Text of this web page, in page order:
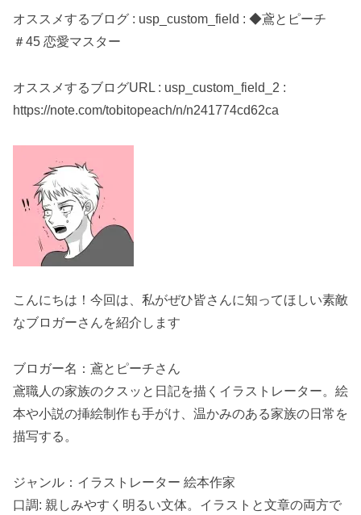
オススメするブログ : usp_custom_field : ◆鳶とピーチ
＃45 恋愛マスター
オススメするブログURL : usp_custom_field_2 :
https://note.com/tobitopeach/n/n241774cd62ca
こんにちは！今回は、私がぜひ皆さんに知ってほしい素敵
なブロガーさんを紹介します
ブロガー名：鳶とピーチさん
鳶職人の家族のクスッと日記を描くイラストレーター。絵
本や小説の挿絵制作も手がけ、温かみのある家族の日常を
描写する。
ジャンル：イラストレーター 絵本作家
口調: 親しみやすく明るい文体。イラストと文章の両方で